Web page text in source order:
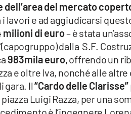
del mercato
e ad aggiudicarsi
milioni di euro– è stata
dalla S.F.
983mila euro,offrendo un
e oltre Iva, nonché alle
gara. Il“Cardo delle Clarisse”
Luigi Razza, per una